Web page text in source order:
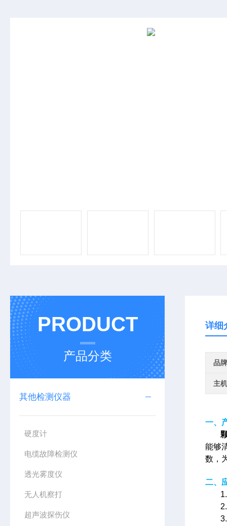
PRODUCT
产品分类
其他检测仪器
硬度计
电缆故障检测仪
透光雾度仪
无人机察打
超声波探伤仪
详细
品牌
主
一、
能够
数，
二、